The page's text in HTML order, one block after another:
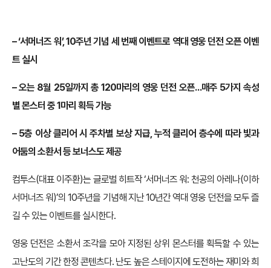
– ‘서머너즈 워’, 10주년 기념 세 번째 이벤트로 역대 영웅 던전 오픈 이벤
트 실시
– 오는 8월 25일까지 총 120마리의 영웅 던전 오픈…매주 5가지 속성
별 몬스터 중 1마리 획득 가능
– 5층 이상 클리어 시 주차별 보상 지급, 누적 클리어 층수에 따라 빛과
어둠의 소환서 등 보너스도 제공
컴투스(대표 이주환)는 글로벌 히트작 ‘서머너즈 워: 천공의 아레나(이하
서머너즈 워)’의 10주년을 기념해 지난 10년간 역대 영웅 던전을 모두 즐
길 수 있는 이벤트를 실시한다.
영웅 던전은 소환서 조각을 모아 지정된 상위 몬스터를 획득할 수 있는
고난도의 기간 한정 콘텐츠다. 난도 높은 스테이지에 도전하는 재미와 희